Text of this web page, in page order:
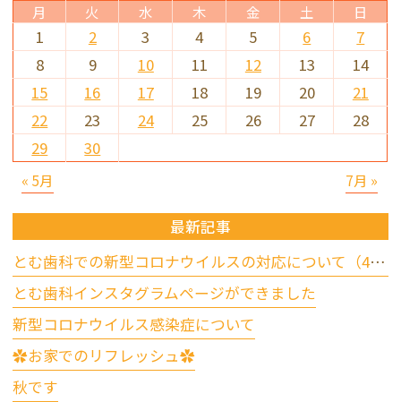
月 火 水 木 金 土 日
« 5月 7月 »
1 2 3 4 5 6
7
8
9 10 11 12 13
14
15
16 17 18 19 20
21
22
23 24 25 26 27
28
29
30
最新記事
とむ歯科での新型コロナウイルスの対応について（4/17更新）
とむ歯科インスタグラムページができました
新型コロナウイルス感染症について
✿お家でのリフレッシュ✿
秋です